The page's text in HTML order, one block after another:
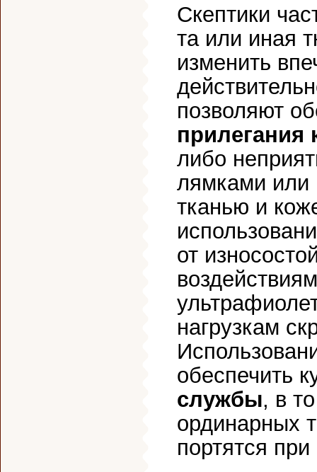
Скептики
та или иная
изменить
позволяют
прилегания
либо
лямками или
тканью и
от
нагрузкам
обеспечить
службы, в
ординарных
портятся